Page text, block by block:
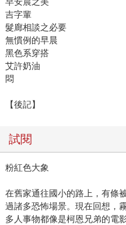
吉字輩
髮廊相談之必要
無慣例的早晨
黑色系穿搭
艾許奶油
悶
【後記】
試閱
粉紅色大象
在舊家通往國小的路上，有條
過諸多恐怖場景。現在回想，
多人事物都像是柯恩兄弟的電